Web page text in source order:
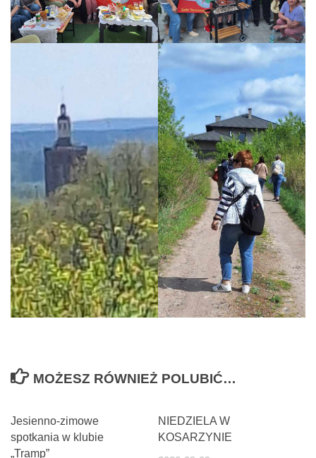
MOŻESZ RÓWNIEŻ POLUBIĆ…
Jesienno-zimowe
spotkania w klubie
„Tramp”
NIEDZIELA W
KOSARZYNIE